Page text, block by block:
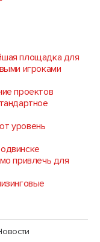
площадка для
игроками
проектов
уровень
привлечь для